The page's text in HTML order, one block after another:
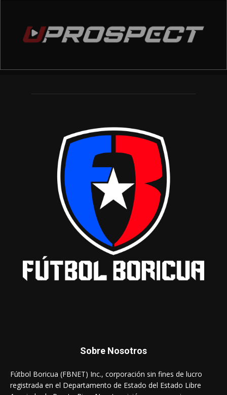
Sobre Nosotros
Fútbol Boricua (FBNET) Inc., corporación sin fines de lucro
registrada en el Departamento de Estado del Estado Libre